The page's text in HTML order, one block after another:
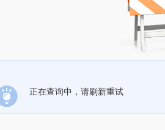
正在查询中，请刷新重试